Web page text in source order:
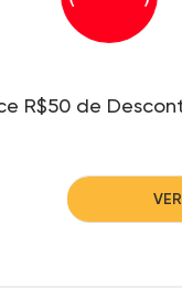
E se você quer
outros itens com
E para quem não
quanto. Flores,
isso que nós
R$50 de